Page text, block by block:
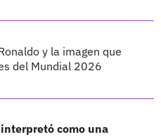
y la imagen que
del Mundial 2026
como una